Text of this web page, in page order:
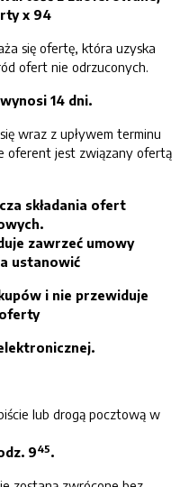
x 94
się ofertę, która uzyska
ofert nie odrzuconych.
14 dni.
wraz z upływem terminu
oferent jest związany ofertą
składania ofert
zawrzeć umowy
ustanowić
i nie przewiduje
lub drogą pocztową w
945.